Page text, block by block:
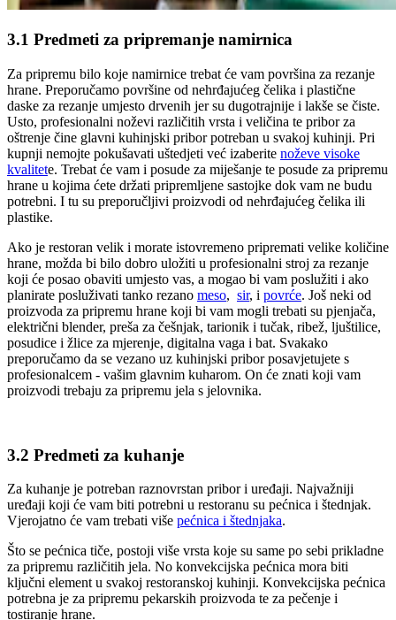
3.1 Predmeti za pripremanje namirnica
Za pripremu bilo koje namirnice trebat će vam površina za rezanje
hrane. Preporučamo površine od nehrđajućeg čelika i plastične
daske za rezanje umjesto drvenih jer su dugotrajnije i lakše se čiste.
Usto, profesionalni noževi različitih vrsta i veličina te pribor za
oštrenje čine glavni kuhinjski pribor potreban u svakoj kuhinji. Pri
kupnji nemojte pokušavati uštedjeti već izaberite noževe visoke
kvalitete. Trebat će vam i posude za miješanje te posude za pripremu
hrane u kojima ćete držati pripremljene sastojke dok vam ne budu
potrebni. I tu su preporučljivi proizvodi od nehrđajućeg čelika ili
plastike.
Ako je restoran velik i morate istovremeno pripremati velike količine
hrane, možda bi bilo dobro uložiti u profesionalni stroj za rezanje
koji će posao obaviti umjesto vas, a mogao bi vam poslužiti i ako
planirate posluživati tanko rezano meso, sir, i povrće. Još neki od
proizvoda za pripremu hrane koji bi vam mogli trebati su pjenjača,
električni blender, preša za češnjak, tarionik i tučak, ribež, ljuštilice,
posudice i žlice za mjerenje, digitalna vaga i bat. Svakako
preporučamo da se vezano uz kuhinjski pribor posavjetujete s
profesionalcem - vašim glavnim kuharom. On će znati koji vam
proizvodi trebaju za pripremu jela s jelovnika.
3.2 Predmeti za kuhanje
Za kuhanje je potreban raznovrstan pribor i uređaji. Najvažniji
uređaji koji će vam biti potrebni u restoranu su pećnica i štednjak.
Vjerojatno će vam trebati više pećnica i štednjaka.
Što se pećnica tiče, postoji više vrsta koje su same po sebi prikladne
za pripremu različitih jela. No konvekcijska pećnica mora biti
ključni element u svakoj restoranskoj kuhinji. Konvekcijska pećnica
potrebna je za pripremu pekarskih proizvoda te za pečenje i
tostiranje hrane.